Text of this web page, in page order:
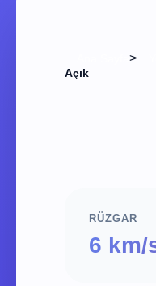
>
Açık
RÜZGAR
6 km/